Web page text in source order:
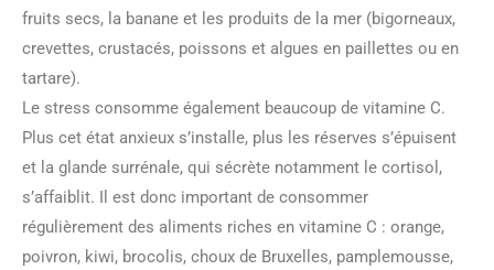
fruits secs, la banane et les produits de la mer (bigorneaux,
crevettes, crustacés, poissons et algues en paillettes ou en
tartare).
Le stress consomme également beaucoup de vitamine C.
Plus cet état anxieux s’installe, plus les réserves s’épuisent
et la glande surrénale, qui sécrète notamment le cortisol,
s’affaiblit. Il est donc important de consommer
régulièrement des aliments riches en vitamine C : orange,
poivron, kiwi, brocolis, choux de Bruxelles, pamplemousse,